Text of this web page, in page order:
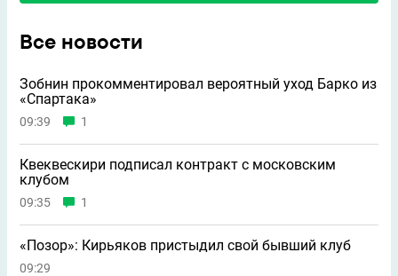
Все новости
Зобнин прокомментировал вероятный уход Барко из
«Спартака»
09:39 1
Квеквескири подписал контракт с московским
клубом
09:35 1
«Позор»: Кирьяков пристыдил свой бывший клуб
09:29